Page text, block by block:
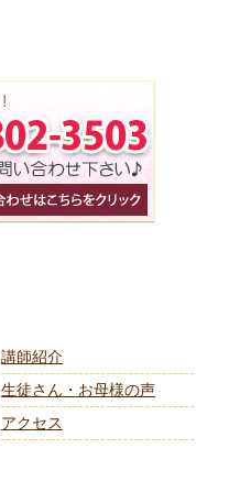
講師紹介
生徒さん・お母様の声
アクセス